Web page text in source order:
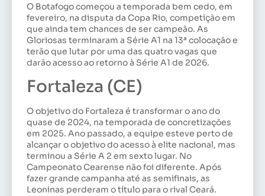
O Botafogo começou a temporada bem cedo, em
fevereiro, na disputa da Copa Rio, competição em
que ainda tem chances de ser campeão. As
Gloriosas terminaram a Série A1 na 13ª colocação e
terão que lutar por uma das quatro vagas que
darão acesso ao retorno à Série A1 de 2026.
Fortaleza (CE)
O objetivo do Fortaleza é transformar o ano do
quase de 2024, na temporada de concretizações
em 2025. Ano passado, a equipe esteve perto de
alcançar o objetivo do acesso à elite nacional, mas
terminou a Série A 2 em sexto lugar. No
Campeonato Cearense não foi diferente. Após
fazer grande campanha até as semifinais, as
Leoninas perderam o título para o rival Ceará.